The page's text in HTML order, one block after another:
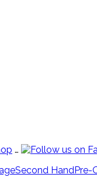
…
Second HandPre-